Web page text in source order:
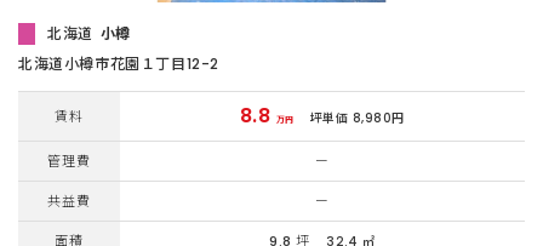
北海道 小樽
北海道小樽市花園１丁目12-2
賃料 8.8 万円 坪単価 8,980円
管理費 ー
共益費 ー
面積 9.8 坪 32.4 ㎡